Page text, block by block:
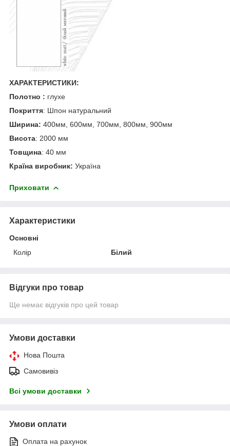
ХАРАКТЕРИСТИКИ:
Полотно : глухе
Покриття: Шпон натуральний
Ширина: 400мм, 600мм, 700мм, 800мм, 900мм
Висота: 2000 мм
Товщина: 40 мм
Країна виробник: Україна
Приховати
Характеристики
Основні
Колір
Білий
Відгуки про товар
Ще немає відгуків про цей товар
Умови доставки
Нова Пошта
Самовивіз
Всі умови доставки
Умови оплати
Оплата на рахунок